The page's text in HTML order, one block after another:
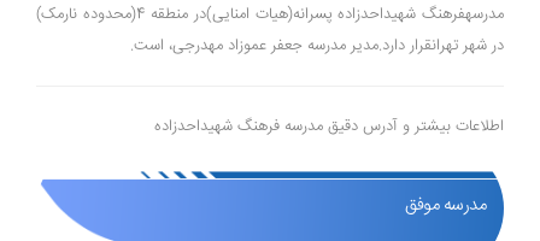
مدرسهفرهنگ شهیداحدزاده پسرانه(هیات امنایی)در منطقه 4(محدوده نارمک)
در شهر تهرانقرار دارد.مدیر مدرسه جعفر عموزاد مهدرجی، است.
اطلاعات بیشتر و آدرس دقیق مدرسه فرهنگ شهیداحدزاده
مدرسه موفق